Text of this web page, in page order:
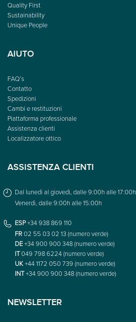
Quality First
Sustainability
Unique People
AIUTO
FAQ’s
Contatto
Spedizioni
Cambi e restituzioni
Piattaforma professionale
Assistenza clienti
Localizzatore ottico
ASSISTENZA CLIENTI
Dal lunedì al giovedì, dalle 9:00h alle 17:00h
Venerdì, dalle 9:00h alle 15:00h
ESP+34 938 869 110
FR02 55 03 02 13 (numero verde)
DE+34 900 900 348 (numero verde)
IT049 798 6224 (numero verde)
UK+44 1172 050 739 (numero verde)
INT+34 900 900 348 (numero verde)
NEWSLETTER